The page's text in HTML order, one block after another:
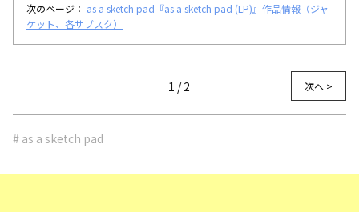
次のページ： as a sketch pad『as a sketch pad (LP)』作品情報（ジャ
ケット、各サブスク）
1 / 2 次へ >
# as a sketch pad